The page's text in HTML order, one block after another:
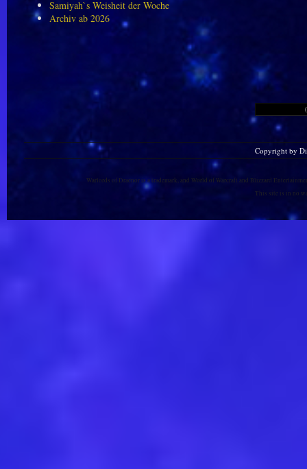
Samiyah`s Weisheit der Woche
Archiv ab 2026
Copyright by
Warlords of Draenor is a trademark, and World of Warcraft and Blizzard
This site is in no